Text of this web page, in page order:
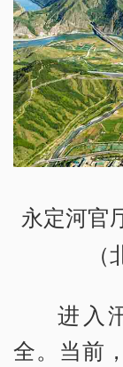
永定河官
进入
全。当前